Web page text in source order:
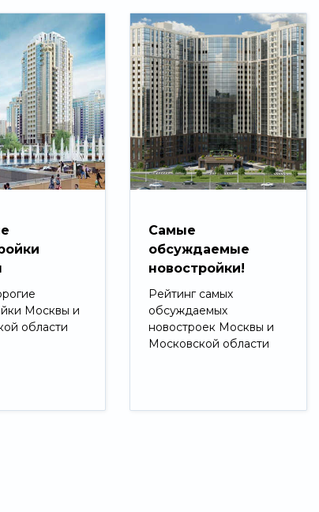
Москвы и
области
Самые
обсуждаемые
новостройки!
Рейтинг самых
обсуждаемых
новостроек Москвы и
Московской области